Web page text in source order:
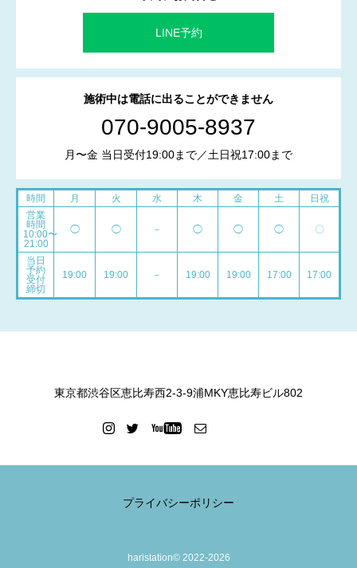
LINE予約
施術中は電話に出ることができません
070-9005-8937
月〜金 当日受付19:00まで／土日祝17:00まで
時間 月 火 水 木 金 土
日祝
営業
時間
10:00〜
21:00
◯ ◯ － ◯ ◯ ◯ 〇
当日
予約
受付
締切
19:00 19:00 － 19:00 19:00 17:00 17:00
東京都渋谷区恵比寿西2-3-9浦MKY恵比寿ビル802
プライバシーポリシー
haristation© 2022-2026